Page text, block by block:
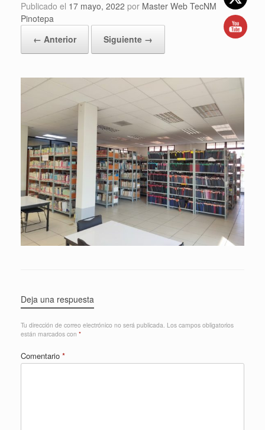
Publicado el 17 mayo, 2022 por Master Web TecNM
Pinotepa
← Anterior
Siguiente →
Deja una respuesta
Tu dirección de correo electrónico no será publicada. Los campos obligatorios
están marcados con *
Comentario *